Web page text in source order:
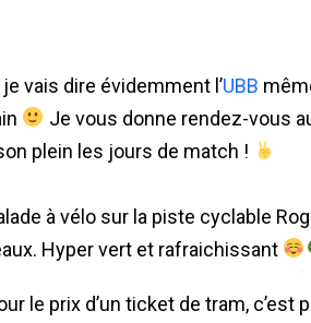
vais dire évidemment l’UBB
Je vous donne rendez-vous
plein les jours de match !
à vélo sur la piste cyclable
Hyper vert et rafraichissant
le prix d’un ticket de tram, c’est